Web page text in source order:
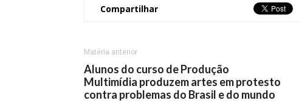
Compartilhar
Matéria anterior
Alunos do curso de Produção
Multimídia produzem artes em protesto
contra problemas do Brasil e do mundo